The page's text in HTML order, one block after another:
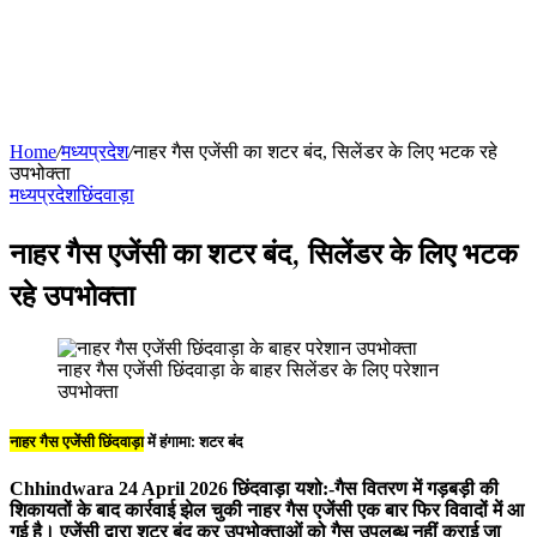
Home/मध्यप्रदेश/नाहर गैस एजेंसी का शटर बंद, सिलेंडर के लिए भटक रहे
उपभोक्ता
मध्यप्रदेशछिंदवाड़ा
नाहर गैस एजेंसी का शटर बंद, सिलेंडर के लिए भटक
रहे उपभोक्ता
नाहर गैस एजेंसी छिंदवाड़ा के बाहर सिलेंडर के लिए परेशान
उपभोक्ता
नाहर गैस एजेंसी छिंदवाड़ामें हंगामा: शटर बंद
Chhindwara 24 April 2026 छिंदवाड़ा यशो:-गैस वितरण में गड़बड़ी की
शिकायतों के बाद कार्रवाई झेल चुकी नाहर गैस एजेंसी एक बार फिर विवादों में आ
गई है। एजेंसी द्वारा शटर बंद कर उपभोक्ताओं को गैस उपलब्ध नहीं कराई जा